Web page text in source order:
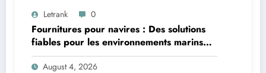
Letrank 0
Fournitures pour navires : Des solutions
fiables pour les environnements marins
exigeants
August 4, 2026